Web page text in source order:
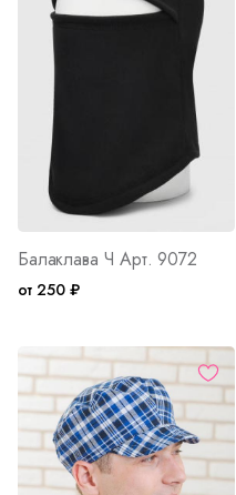
Балаклава Ч Арт. 9072
от 250 ₽